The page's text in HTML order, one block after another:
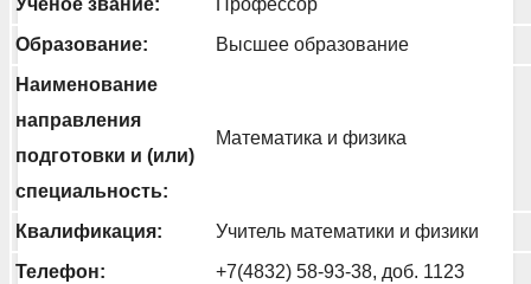
Ученое звание:
Профессор
Образование:
Высшее образование
Наименование
направления
подготовки и (или)
специальность:
Математика и физика
Квалификация:
Учитель математики и физики
Телефон:
+7(4832) 58-93-38, доб. 1123